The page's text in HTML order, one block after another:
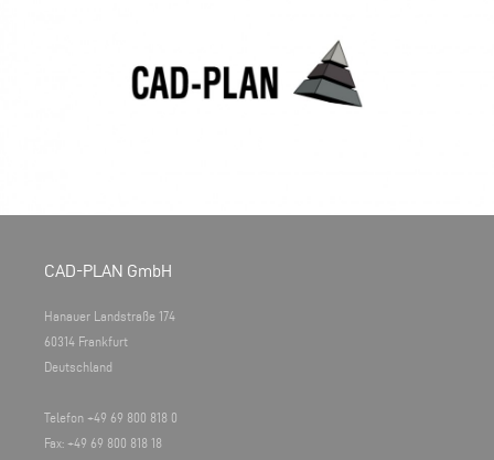
CAD-PLAN GmbH
Hanauer Landstraße 174
60314 Frankfurt
Deutschland
Telefon +49 69 800 818 0
Fax: +49 69 800 818 18